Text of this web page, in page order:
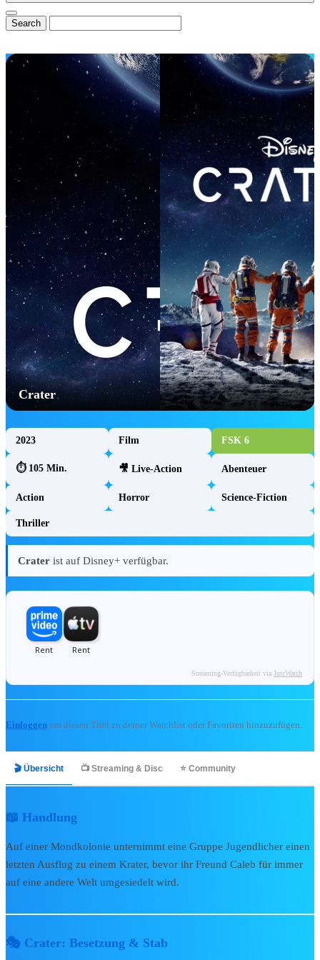
News & Magazin
Alle News
Exklusive Interviews
Reviews & Rezensionen
💼 B2B & Presse
📊 Media Kit & Reichweite
🏆 Referenzen & Cases
🌟 Mitglied von InsidEars
✉️ Kooperationsanfragen
Community & Exklusiv
Forum & Community
Aktuelle Gewinnspiele
Unterstütze uns (Patreon)
Mein Fan-HQ
Unser Team & Kontakt
TOY STORY 5 Produkt-Gewinnspiel:
🎬 Kino & Streaming
Bibliothek
Zur Bibliothek
📅 Release Radar →
📺 Disney+ & TV
🔥 Disney+ Neuheiten
🛋️
Crater
2023 Film FSK 6
⏱ 105 Min. 🎥 Live-Action Abenteuer
Action Horror Science-Fiction
Thriller
Crater ist auf Disney+ verfügbar.
Streaming-Verfügbarkeit via JustWatch
Einloggen um diesen Titel zu deiner Watchlist oder Favoriten hinzuzufügen.
🎬 Übersicht 📺 Streaming & Disc ⭐ Community
📖 Handlung
Auf einer Mondkolonie unternimmt eine Gruppe Jugendlicher einen
letzten Ausflug zu einem Krater, bevor ihr Freund Caleb für immer
auf eine andere Welt umgesiedelt wird.
🎭 Crater: Besetzung & Stab